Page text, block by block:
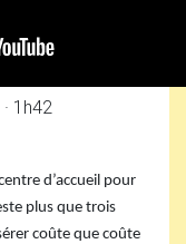
· 1h42
d’accueil pour
plus que trois
coûte que coûte